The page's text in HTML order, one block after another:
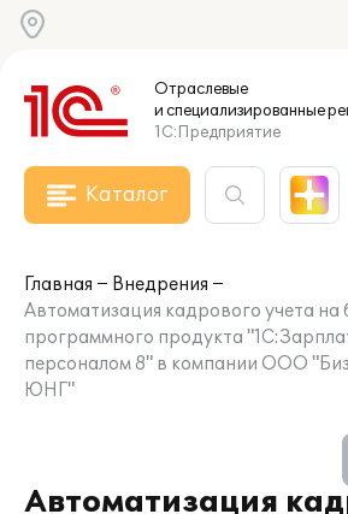
Отраслевые
и специализированные
1С:Предприятие
Каталог
Главная
Внедрения
Автоматизация кадрового учета на
программного продукта
персоналом 8" в компании ООО
ЮНГ"
Автоматизация